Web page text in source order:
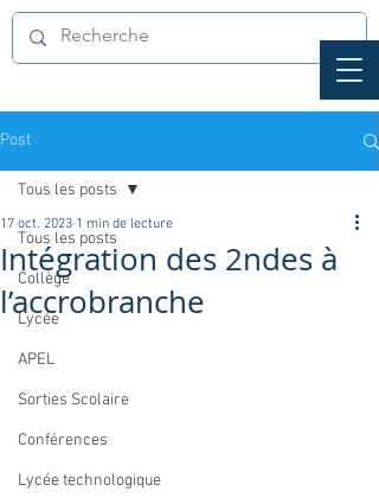
Post
Tous les posts
Collège
Lycée
APEL
Sorties Scolaire
Conférences
Lycée technologique
Tous les posts
Intégration des 2ndes à
l’accrobranche
17 oct. 2023 1 min de lecture